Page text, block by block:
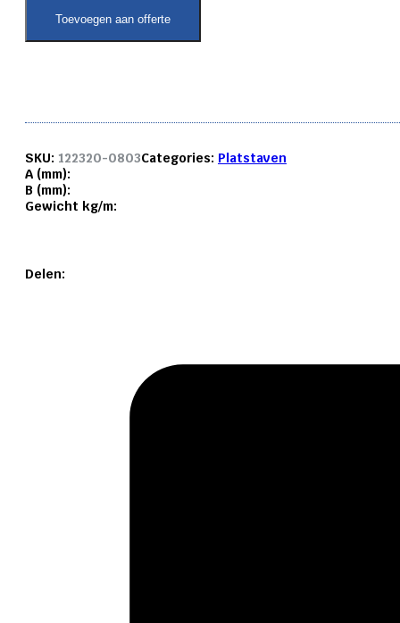
3
Toevoegen aan offerte
SKU: 122320-0803Categories: Platstaven
A (mm):
B (mm):
Gewicht kg/m:
Delen: